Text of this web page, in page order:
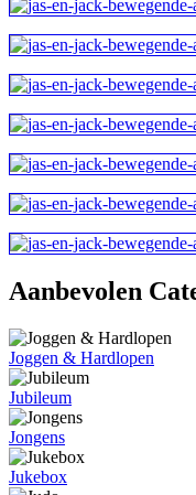
Aanbevolen
Joggen & Hardlopen
Jubileum
Jongens
Jukebox